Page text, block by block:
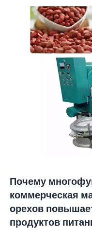
Почему
коммерческая
орехов
продуктов